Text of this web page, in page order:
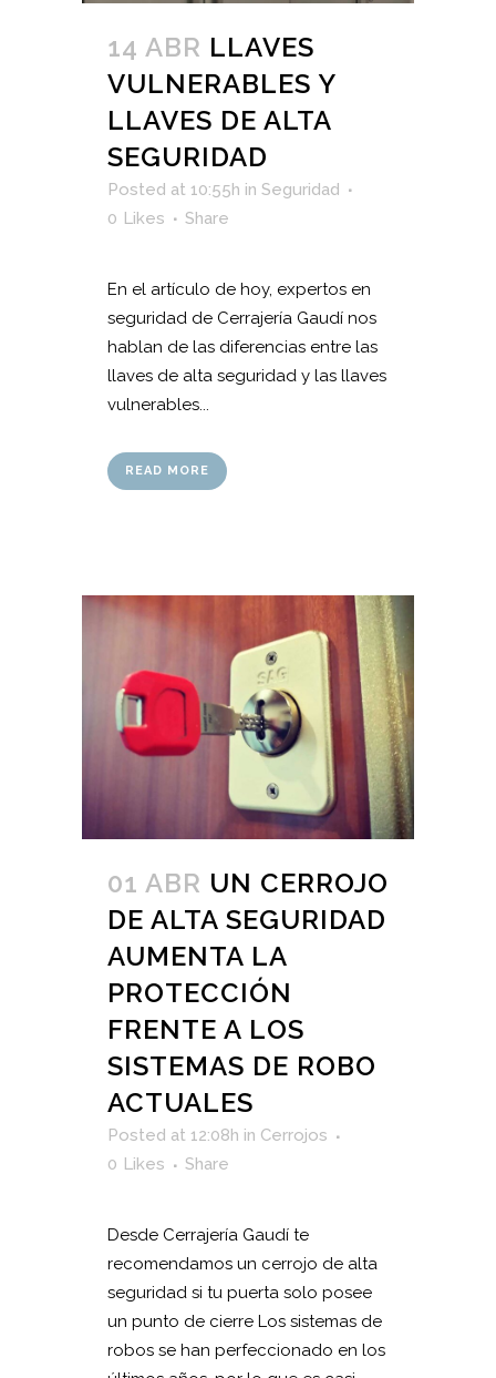
14 ABR LLAVES
VULNERABLES Y
LLAVES DE ALTA
SEGURIDAD
Posted at 10:55h in Seguridad
0 Likes Share
En el artículo de hoy, expertos en
seguridad de Cerrajería Gaudí nos
hablan de las diferencias entre las
llaves de alta seguridad y las llaves
vulnerables...
READ MORE
01 ABR UN CERROJO
DE ALTA SEGURIDAD
AUMENTA LA
PROTECCIÓN
FRENTE A LOS
SISTEMAS DE ROBO
ACTUALES
Posted at 12:08h in Cerrojos
0 Likes Share
Desde Cerrajería Gaudí te
recomendamos un cerrojo de alta
seguridad si tu puerta solo posee
un punto de cierre Los sistemas de
robos se han perfeccionado en los